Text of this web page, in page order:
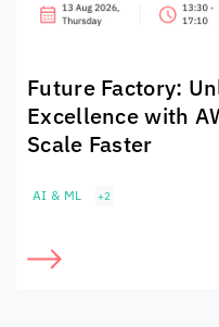
Future Factory:
Excellence with
Scale Faster
AI & ML +2